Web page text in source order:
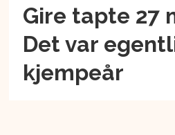
Gire tapte 27
Det var
kjempeår